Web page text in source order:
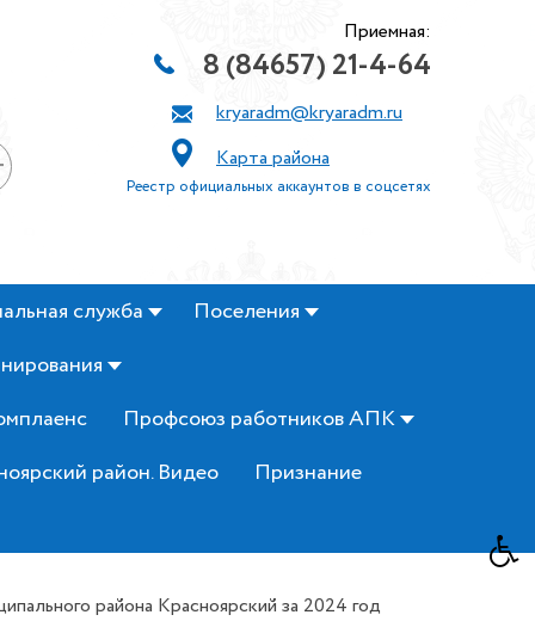
Приемная:
8 (84657) 21-4-64
kryaradm@kryaradm.ru
Карта района
Реестр официальных аккаунтов в соцсетях
служба
Поселения
Профсоюз работников АПК
район. Видео
Признание
района Красноярский за 2024 год